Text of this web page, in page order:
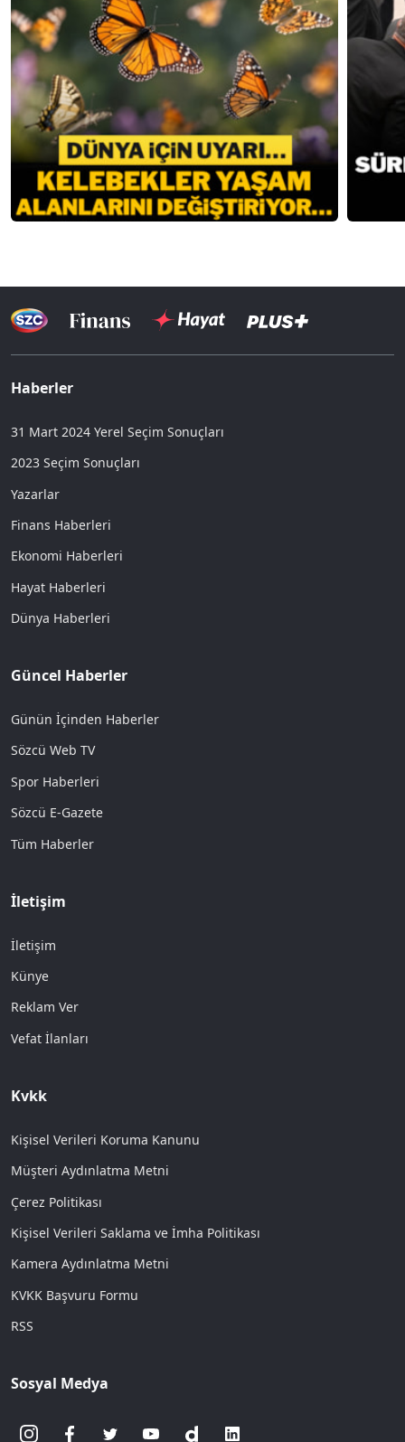
Haberler
31 Mart 2024 Yerel Seçim Sonuçları
2023 Seçim Sonuçları
Yazarlar
Finans Haberleri
Ekonomi Haberleri
Hayat Haberleri
Dünya Haberleri
Güncel Haberler
Günün İçinden Haberler
Sözcü Web TV
Spor Haberleri
Sözcü E-Gazete
Tüm Haberler
İletişim
İletişim
Künye
Reklam Ver
Vefat İlanları
Kvkk
Kişisel Verileri Koruma Kanunu
Müşteri Aydınlatma Metni
Çerez Politikası
Kişisel Verileri Saklama ve İmha Politikası
Kamera Aydınlatma Metni
KVKK Başvuru Formu
RSS
Sosyal Medya